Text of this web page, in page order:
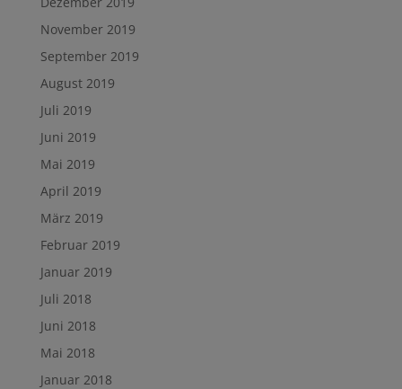
November 2019
September 2019
August 2019
Juli 2019
Juni 2019
Mai 2019
April 2019
März 2019
Februar 2019
Januar 2019
Juli 2018
Juni 2018
Mai 2018
Januar 2018